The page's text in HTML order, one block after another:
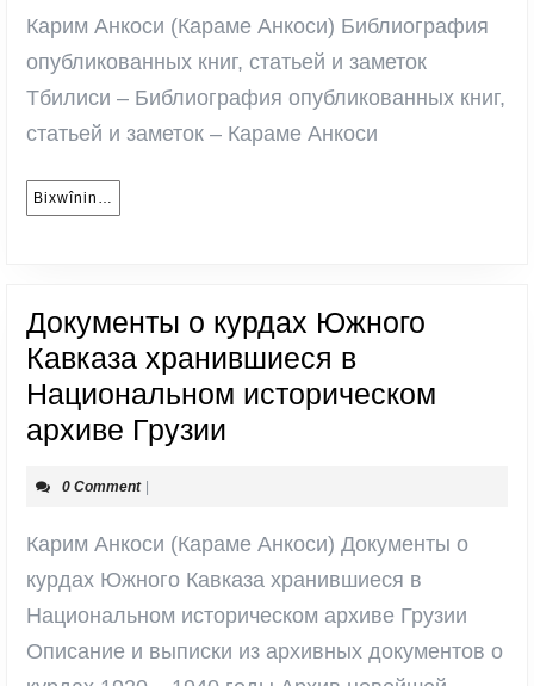
статьей
и
заметок
–
Карим Анкоси (Караме Анкоси) Библиография
опубликованных книг, статьей и заметок
Тбилиси – Библиография опубликованных книг,
статьей и заметок – Караме Анкоси
Bixwînin…
Документы о курдах Южного
Кавказа хранившиеся в
Национальном историческом
архиве Грузии
Южного
Кавказа
хранившиеся
в
Национальном
0 Comment
Карим Анкоси (Караме Анкоси) Документы о
курдах Южного Кавказа хранившиеся в
Национальном историческом архиве Грузии
Описание и выписки из архивных документов о